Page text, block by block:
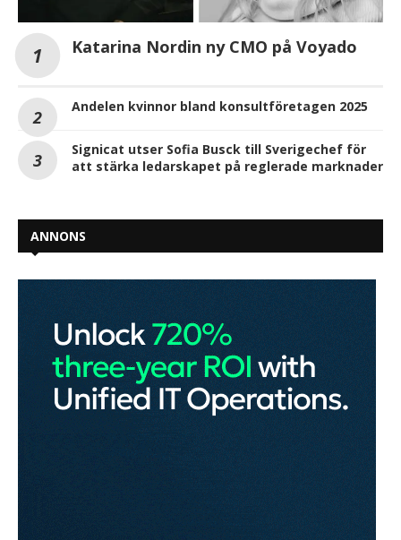
Katarina Nordin ny CMO på Voyado
Andelen kvinnor bland konsultföretagen 2025
Signicat utser Sofia Busck till Sverigechef för
att stärka ledarskapet på reglerade marknader
ANNONS